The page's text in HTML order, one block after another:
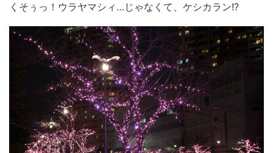
くそぅっ！ウラヤマシィ…じゃなくて、ケシカラン!?